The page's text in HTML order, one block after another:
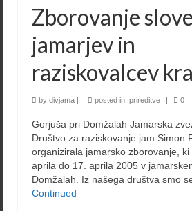
Zborovanje
jamarjev in
raziskovalcev
by divjama | posted in: prireditve | 0
Gorjuša pri Domžalah Jamarska
Društvo za raziskovanje jam Simon
organizirala jamarsko zborovanje, ki
aprila do 17. aprila 2005 v
Domžalah. Iz našega društva smo
Continued